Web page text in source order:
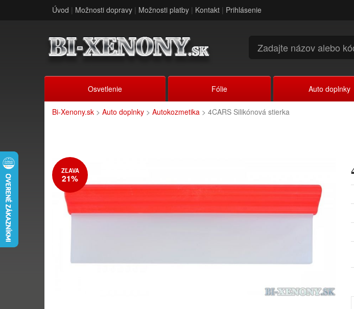
Úvod | Možnosti dopravy | Možnosti platby | Kontakt | Prihlásenie
Osvetlenie Fólie Auto doplnky
Bi-Xenony.sk > Auto doplnky > Autokozmetika > 4CARS Silikónová stierka
ZĽAVA
21%